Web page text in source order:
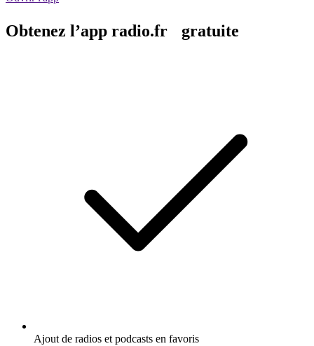
Obtenez l’app radio.fr gratuite
Ajout de radios et podcasts en favoris